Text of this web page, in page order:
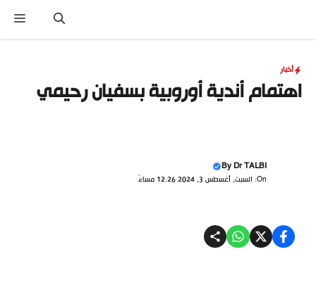
المحتوى
أخبار
اهتمام أندية أوروبية بسفيان رحيمي
ByDr TALBI
On: السبت, أغسطس 3, 2024 12:26 مساءً